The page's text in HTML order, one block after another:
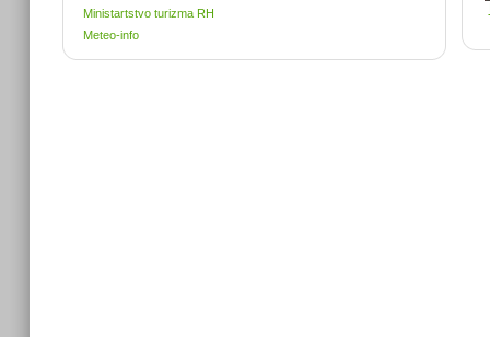
Ministartstvo turizma RH
Meteo-info